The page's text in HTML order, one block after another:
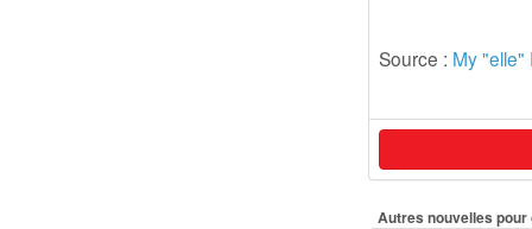
Source : My "elle"
Autres nouvelles